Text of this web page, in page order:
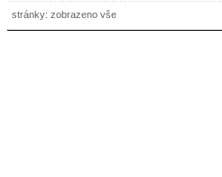
stránky: zobrazeno vše